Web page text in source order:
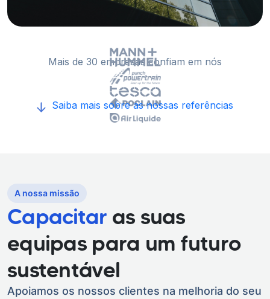
Mais de 30 empresas confiam em nós
Saiba mais sobre as nossas referências
A nossa missão
Capacitar as suas
equipas para um futuro
sustentável
Apoiamos os nossos clientes na melhoria do seu